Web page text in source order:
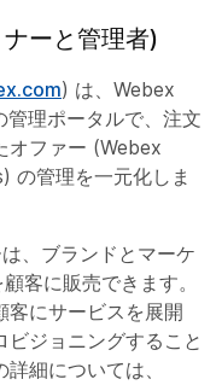
ーと管理者)
) は、Webex
理ポータルで、注文
オファー (Webex
の管理を一元化しま
、ブランドとマーケ
客に販売できます。
客にサービスを展開
ビジョニングすること
細については、